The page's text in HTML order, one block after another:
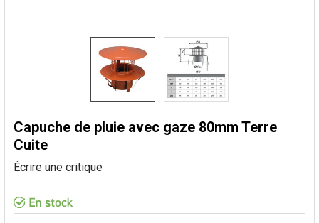
Capuche de pluie avec gaze 80mm Terre
Cuite
Écrire une critique